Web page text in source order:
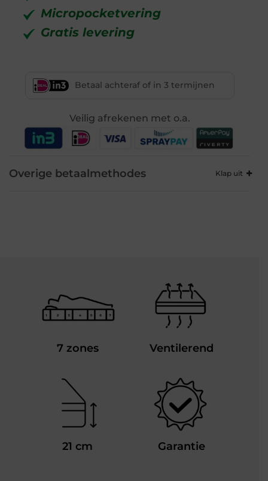
Micropocketvering
Gratis levering
Betaal achteraf of in 3 termijnen
Veilig afrekenen met o.a.
Overige betaalmethodes
7 zones Ventilerend
21 cm Garantie